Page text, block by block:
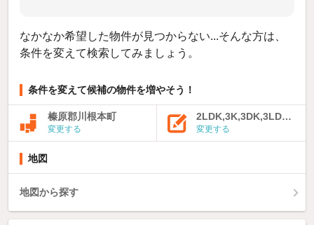
なかなか希望した物件が見つからない...そんな方は、
条件を変えて検索してみましょう。
条件を変えて候補の物件を増やそう！
榛原郡川根本町
変更する 変更する
地図
地図から探す